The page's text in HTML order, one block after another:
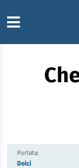
Portata:
Dolci